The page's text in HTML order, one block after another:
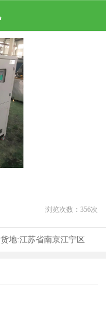
浏览次数： 356次
地:江苏省南京江宁区